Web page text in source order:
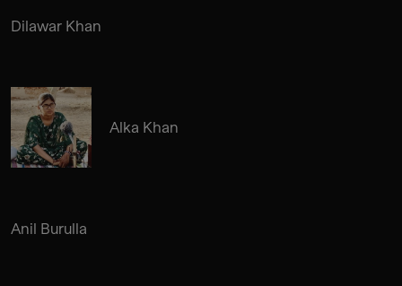
Dilawar Khan
Alka Khan
Anil Burulla